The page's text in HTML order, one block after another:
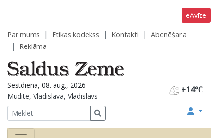
eAvīze
Par mums Ētikas kodekss Kontakti
Abonēšana
Reklāma
+14°C
Sestdiena, 08. aug., 2026
Mudīte, Vladislava, Vladislavs